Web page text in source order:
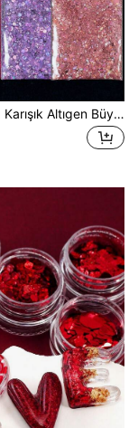
1/19 Paket, 10g Karışık Altıgen Büyük Parçacıklı Simli Reçine Dolgu Malzemesi, Holografik Simli Gevşek Pul Dolgu Malzemesi, Epoksi Reçine Kendin Yap El Sanatları İçin Uygundur